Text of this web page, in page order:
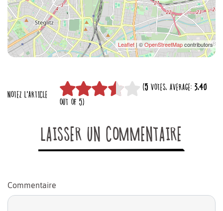
Leaflet| ©OpenStreetMapcontributors
NOTEZ L'ARTICLE
(5 VOTES, AVERAGE: 3,40
OUT OF 5)
LAISSER UN COMMENTAIRE
Commentaire